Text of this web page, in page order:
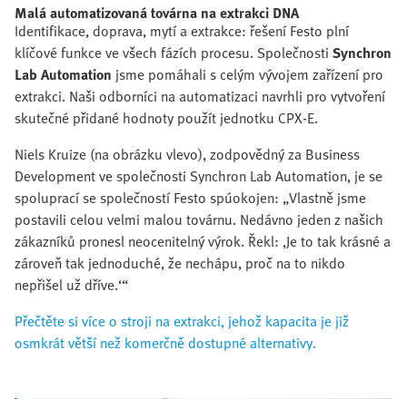
Malá automatizovaná továrna na extrakci DNA
Identifikace, doprava, mytí a extrakce: řešení Festo plní
klíčové funkce ve všech fázích procesu. Společnosti Synchron
Lab Automation jsme pomáhali s celým vývojem zařízení pro
extrakci. Naši odborníci na automatizaci navrhli pro vytvoření
skutečné přidané hodnoty použít jednotku CPX-E.
Niels Kruize (na obrázku vlevo), zodpovědný za Business
Development ve společnosti Synchron Lab Automation, je se
spoluprací se společností Festo spúokojen: „Vlastně jsme
postavili celou velmi malou továrnu. Nedávno jeden z našich
zákazníků pronesl neocenitelný výrok. Řekl: ‚Je to tak krásné a
zároveň tak jednoduché, že nechápu, proč na to nikdo
nepřišel už dříve.‘“
Přečtěte si více o stroji na extrakci, jehož kapacita je již
osmkrát větší než komerčně dostupné alternativy.